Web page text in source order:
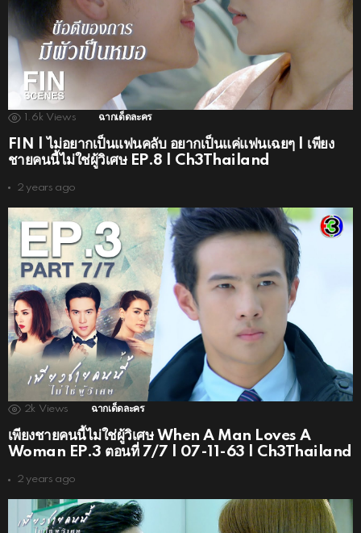
1.6k Views ฉากเด็ดละคร
FIN | ไม่อยากเป็นแฟนคลับ อยากเป็นแค่แฟนเฉยๆ | เพียง
ชายคนนี้ไม่ใช่ผู้วิเศษ EP.8 | Ch3Thailand
2 years ago
2k Views ฉากเด็ดละคร
เพียงชายคนนี้ไม่ใช่ผู้วิเศษ When A Man Loves A
Woman EP.3 ตอนที่ 7/7 | 07-11-63 | Ch3Thailand
2 years ago